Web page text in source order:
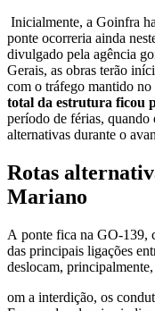
Inicialmente, a Goinfra
ponte ocorreria ainda
divulgado pela agência
Gerais, as obras terão
com o tráfego mantido no
total da estrutura ficou
período de férias, quando
alternativas durante o
Rotas
Mariano
A ponte fica na GO-139,
das principais ligações
deslocam,
om a interdição, os